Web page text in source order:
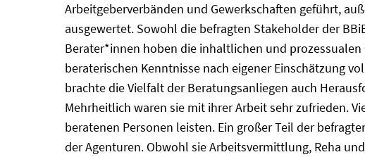
Arbeitgeberverbänden und Gewerkschaften geführt,
ausgewertet. Sowohl die befragten Stakeholder der
Berater*innen hoben die inhaltlichen und
beraterischen Kenntnisse nach eigener Einschätzung
brachte die Vielfalt der Beratungsanliegen auch
Mehrheitlich waren sie mit ihrer Arbeit sehr zufrieden.
beratenen Personen leisten. Ein großer Teil der
der Agenturen. Obwohl sie Arbeitsvermittlung, Reha